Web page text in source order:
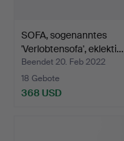
SOFA, sogenanntes
'Verlobtensofa', eklekti…
Beendet 20. Feb 2022
18 Gebote
368 USD